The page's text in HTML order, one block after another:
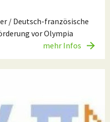
/ Deutsch-französische
vor Olympia
mehr Infos